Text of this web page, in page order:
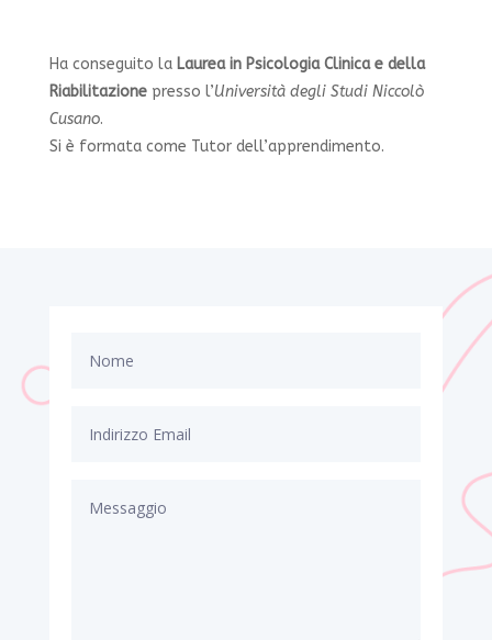
Ha conseguito la Laurea in Psicologia Clinica e della
Riabilitazione presso l’Università degli Studi Niccolò
Cusano.
Si è formata come Tutor dell’apprendimento.